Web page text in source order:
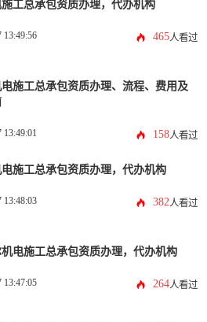
工总承包资质办理，代办机构
13:49:56 465人看过
电施工总承包资质办理、流程、费用及
13:49:01 158人看过
施工总承包资质办理，代办机构
13:48:03 382人看过
电施工总承包资质办理，代办机构
13:47:05 264人看过